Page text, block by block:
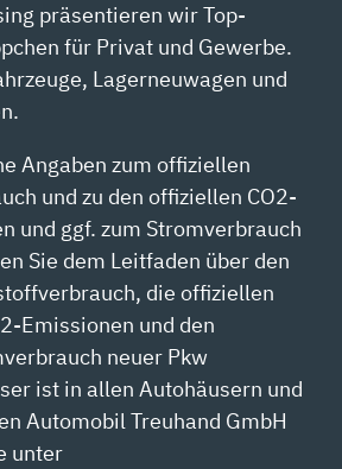
präsentieren wir Top-
für Privat und Gewerbe.
Lagerneuwagen und
Angaben zum offiziellen
und zu den offiziellen CO2-
und ggf. zum Stromverbrauch
Sie dem Leitfaden über den
die offiziellen
Emissionen und den
neuer Pkw
ist in allen Autohäusern und
Automobil Treuhand GmbH
unter